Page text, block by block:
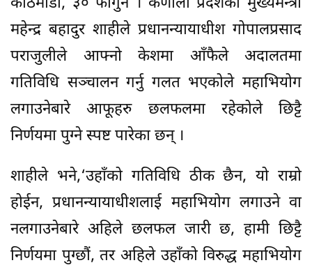
काठमाडौं, ३० फागुन । कर्णाली प्रदेशका मुख्यमन्त्री
महेन्द्र बहादुर शाहीले प्रधानन्यायाधीश गोपालप्रसाद
पराजुलीले आफ्नो केशमा आँफैले अदालतमा
गतिविधि सञ्चालन गर्नु गलत भएकोले महाभियोग
लगाउनेबारे आफूहरु छलफलमा रहेकोले छिट्टै
निर्णयमा पुग्ने स्पष्ट पारेका छन् ।
शाहीले भने,‘उहाँको गतिविधि ठीक छैन, यो राम्रो
होईन, प्रधानन्यायाधीशलाई महाभियोग लगाउने वा
नलगाउनेबारे अहिले छलफल जारी छ, हामी छिट्टै
निर्णयमा पुग्छौं, तर अहिले उहाँको विरुद्ध महाभियोग